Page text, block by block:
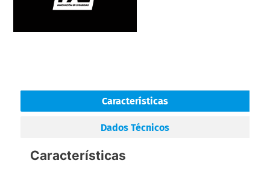
Características
Dados Técnicos
Características